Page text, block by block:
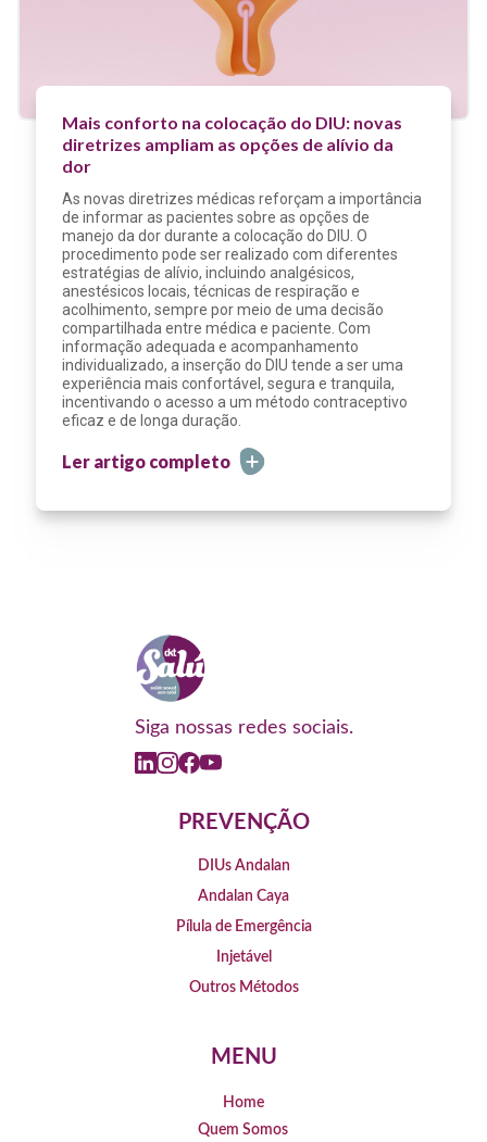
Mais conforto na colocação do DIU: novas
diretrizes ampliam as opções de alívio da
dor
As novas diretrizes médicas reforçam a importância
de informar as pacientes sobre as opções de
manejo da dor durante a colocação do DIU. O
procedimento pode ser realizado com diferentes
estratégias de alívio, incluindo analgésicos,
anestésicos locais, técnicas de respiração e
acolhimento, sempre por meio de uma decisão
compartilhada entre médica e paciente. Com
informação adequada e acompanhamento
individualizado, a inserção do DIU tende a ser uma
experiência mais confortável, segura e tranquila,
incentivando o acesso a um método contraceptivo
eficaz e de longa duração.
Ler artigo completo
Siga nossas redes sociais.
PREVENÇÃO
DIUs Andalan
Andalan Caya
Pílula de Emergência
Injetável
Outros Métodos
MENU
Home
Quem Somos